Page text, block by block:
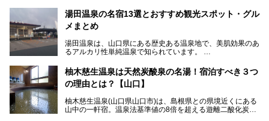
生まれ変わりました。
今回は、外湯(日帰り入浴施設)である「恩湯」をはじめ、温
紹介。また、アクセスの注意点も併せてご紹介します！
湯田温泉の名宿13選とおすすめ観光スポット・グル
メまとめ
湯田温泉は、山口県にある歴史ある温泉地で、美肌効果のあ
るアルカリ性単純温泉で知られています。
湯田温泉では、瑠璃光寺五重塔などの観光スポット、「そば
寿司」などのグルメスポット、なかには「女将劇場」なんて
一風変わった催しを実施している旅館もあり、観光を満喫で
この記事では、湯田温泉の魅力を味わえる宿泊施設や日帰り
柚木慈生温泉は天然炭酸泉の名湯！宿泊すべき３つ
の理由とは？【山口】
柚木慈生温泉(山口県山口市)は、島根県との県境近くにある
山中の一軒宿。温泉法基準値の8倍を超える遊離二酸化炭素